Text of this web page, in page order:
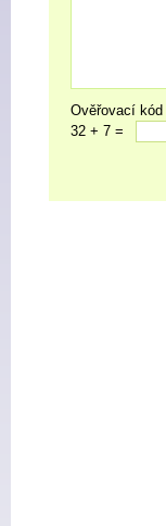
Ověřovací kód
32 + 7 =